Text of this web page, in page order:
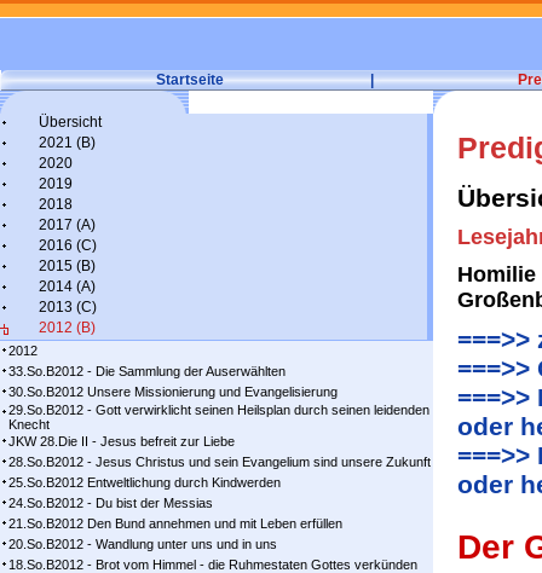
Startseite |
Übersicht
2021 (B)
2020
2019
2018
2017 (A)
2016 (C)
2015 (B)
2014 (A)
2013 (C)
2012 (B)
2012
33.So.B2012 - Die Sammlung der Auserwählten
30.So.B2012 Unsere Missionierung und Evangelisierung
29.So.B2012 - Gott verwirklicht seinen Heilsplan durch seinen leidenden
Knecht
JKW 28.Die II - Jesus befreit zur Liebe
28.So.B2012 - Jesus Christus und sein Evangelium sind unsere Zukunft
25.So.B2012 Entweltlichung durch Kindwerden
24.So.B2012 - Du bist der Messias
21.So.B2012 Den Bund annehmen und mit Leben erfüllen
20.So.B2012 - Wandlung unter uns und in uns
18.So.B2012 - Brot vom Himmel - die Ruhmestaten Gottes verkünden
oder
oder
Der